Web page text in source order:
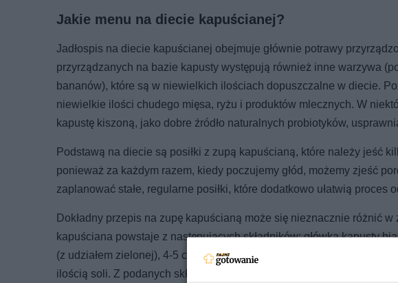
Jakie menu na diecie kapuścianej?
Jadłospis na diecie kapuścianej obejmuje głównie potrawy
przyrządzanych na bazie kapusty występują również inne warzywa
bananów), które są w niewielkich ilościach dopuszczalne w diecie.
niewielkie ilości chudego mięsa, ryżu i produktów mlecznych. W
kapustę kiszoną, jako dobre źródło naturalnych probiotyków,
Podstawą na diecie są posiłki z zupą kapuścianą, które należy jeść
ponieważ za każdym razem, kiedy poczujemy głód, możemy zjeść
zaplanować stałe, regularne posiłki, które dodatkowo ułatwią proces
Dokładny przepis na zupę kapuścianą może się nieznacznie różnić
kapuściana powstaje z następujących składników: główka kapusty
(z udziałem zielonej), 4-5 cebul, seler naciowy, pieprz, chili i
ilością soli. Z podanych składników przyrządza się zupę, którą z